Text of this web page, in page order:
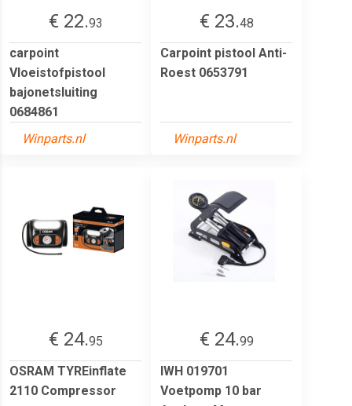
€ 22.93
carpoint
Vloeistofpistool
bajonetsluiting
0684861
Winparts.nl
€ 23.48
Carpoint pistool Anti-
Roest 0653791
Winparts.nl
€ 24.95
OSRAM TYREinflate
2110 Compressor
€ 24.99
IWH 019701
Voetpomp 10 bar